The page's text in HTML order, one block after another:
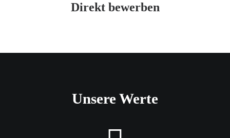
Direkt bewerben
Unsere Werte